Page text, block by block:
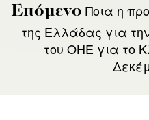
Επόμενο Ποια η
της Ελλάδας για
του ΟΗΕ για το